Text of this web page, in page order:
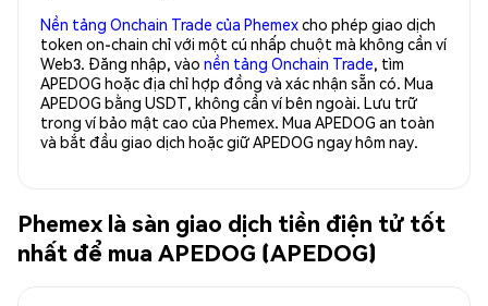
Nền tảng Onchain Trade của Phemexcho phép giao dịch
token on-chain chỉ với một cú nhấp chuột mà không cần ví
Web3. Đăng nhập, vào nền tảng Onchain Trade, tìm
APEDOG hoặc địa chỉ hợp đồng và xác nhận sẵn có. Mua
APEDOG bằng USDT, không cần ví bên ngoài. Lưu trữ
trong ví bảo mật cao của Phemex. Mua APEDOG an toàn
và bắt đầu giao dịch hoặc giữ APEDOG ngay hôm nay.
Phemex là sàn giao dịch tiền điện tử tốt
nhất để mua APEDOG (APEDOG)